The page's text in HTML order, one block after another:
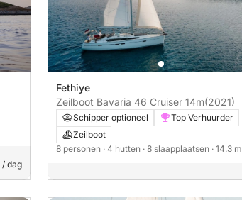
/ dag
Fethiye
Zeilboot Bavaria 46 Cruiser 14m(2021)
Schipper optioneel
Top Verhuurder
Zeilboot
8 personen · 4 hutten · 8 slaapplaatsen · 14.3 m